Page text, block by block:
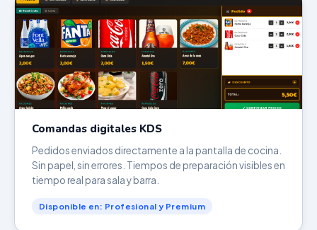
Comandas digitales KDS
Pedidos enviados directamente a la pantalla de cocina.
Sin papel, sin errores. Tiempos de preparación visibles en
tiempo real para sala y barra.
Disponible en: Profesional y Premium